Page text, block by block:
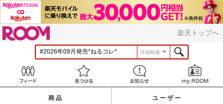
楽天トップへ
詳細検索
見つける お知らせ
商品 ユーザー